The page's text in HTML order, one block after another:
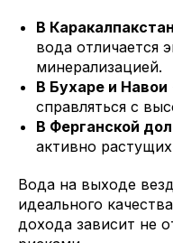
В
вода отличается
минерализацией.
В Бухаре и Навои
справляться с
В Ферганской
активно
Вода на выходе
идеального
дохода зависит не